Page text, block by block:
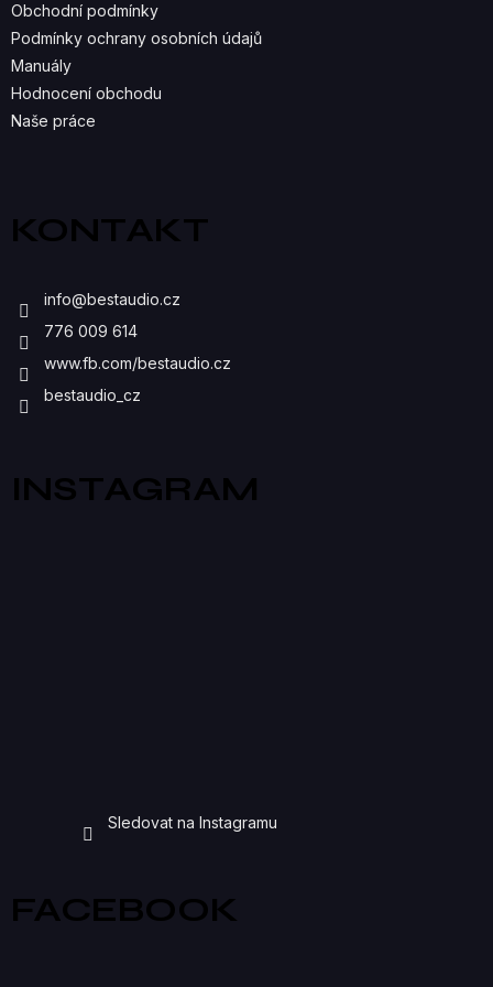
R
V
Obchodní podmínky
Podmínky ochrany osobních údajů
Manuály
Hodnocení obchodu
Naše práce
KONTAKT
info@bestaudio.cz
776 009 614
www.fb.com/bestaudio.cz
bestaudio_cz
INSTAGRAM
Sledovat na Instagramu
FACEBOOK